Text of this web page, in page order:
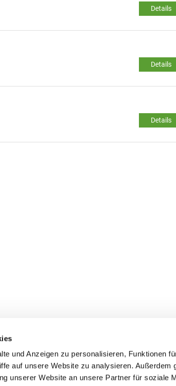
und Anzeigen zu personalisieren, Funktionen
auf unsere Website zu analysieren. Außerdem
unserer Website an unsere Partner für soziale
Details
Details
Details
Events Service